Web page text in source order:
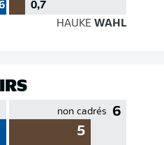
0,7
HAUKE WAHL
6
non cadrés
5